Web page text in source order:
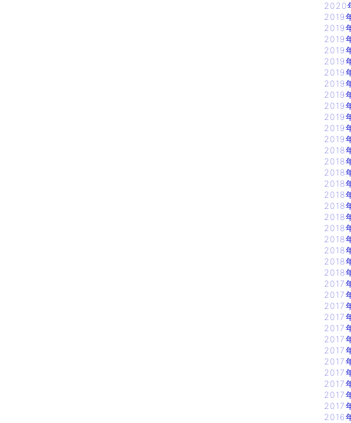
2020
2019
2019
2019
2019
2019
2019
2019
2019
2019
2019
2019
2019
2018
2018
2018
2018
2018
2018
2018
2018
2018
2018
2018
2018
2017
2017
2017
2017
2017
2017
2017
2017
2017
2017
2017
2017
2016